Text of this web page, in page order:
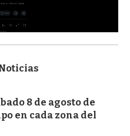
8 de agosto de
en cada zona del